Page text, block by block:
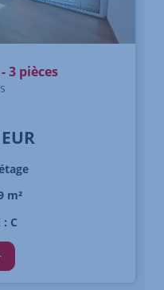
3 pièces
EUR
m²
: C